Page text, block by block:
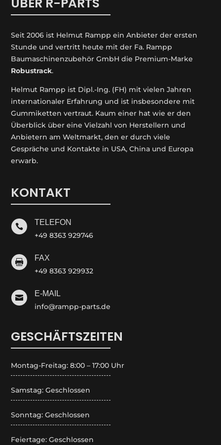
Seit 2006 ist Helmut Rampp ein An­bieter der ersten
Stunde und vertritt heute mit der Fa. Rampp
Baumaschinenzubehör GmbH die Premium-Marke
Robustrack.
Helmut Rampp ist Dipl.-Ing. (FH) mit vielen Jahren
internationaler Erfahrung und ist insbesondere mit
Gummiketten vertraut. Kaum einer hat wie er den
Überblick über eine Vielzahl von Herstellern und
Anbietern am Weltmarkt, den er durch viele
Gespräche und Kontakte in USA, China und Europa
erwarb.
KONTAKT
 TELEFON
+49 8363 929746
 FAX
+49 8363 929932
 E-MAIL
info@rampp-parts.de
GESCHÄFTSZEITEN
Montag-Freitag: 8:00 – 17:00 Uhr
Samstag: Geschlossen
Sonntag: Geschlossen
Feiertage: Geschlossen